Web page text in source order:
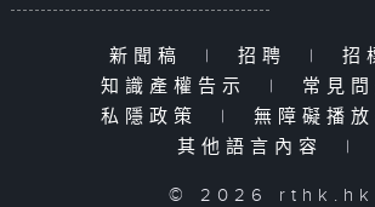
新聞稿 | 招聘 | 招
知識產權告示
| 常見
私隱政策
| 無障礙播
其他語言內容
|
© 2026 rthk.hk